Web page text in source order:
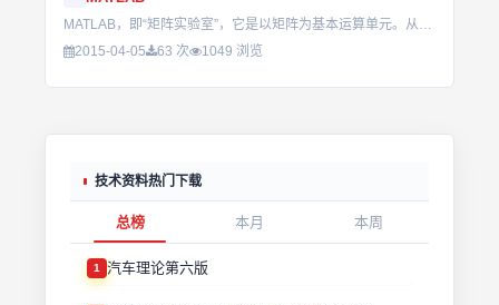
MATLAB，即“矩阵实验室”，它是以矩阵为基本运算单元。从最基本的运算单元出发，介绍MATLAB的命令及其用法。...
2015-04-05
63 次 1049 浏览
技术资料热门下载
总榜 本月 本周
1 汽车理论第六版